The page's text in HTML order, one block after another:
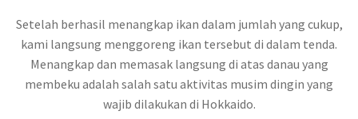
Setelah berhasil menangkap ikan dalam jumlah yang cukup,
kami langsung menggoreng ikan tersebut di dalam tenda.
Menangkap dan memasak langsung di atas danau yang
membeku adalah salah satu aktivitas musim dingin yang
wajib dilakukan di Hokkaido.